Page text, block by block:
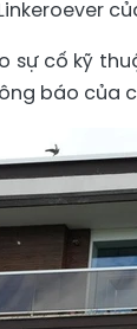
sự cố kỹ
báo của